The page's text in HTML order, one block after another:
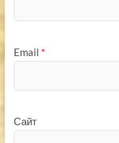
Email *
Сайт